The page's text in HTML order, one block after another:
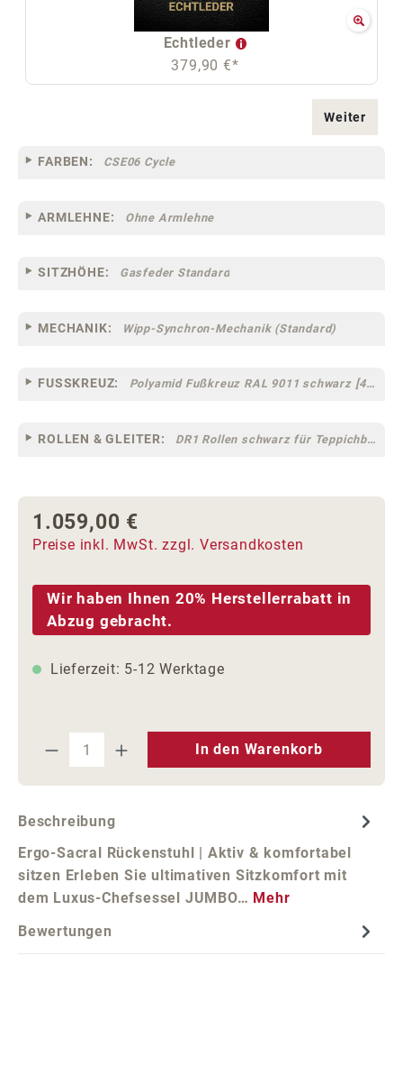
Echtleder
379,90 €*
Weiter
FARBEN: CSE06 Cycle
ARMLEHNE: Ohne Armlehne
SITZHÖHE: Gasfeder Standard
MECHANIK: Wipp-Synchron-Mechanik (Standard)
FUSSKREUZ: Polyamid Fußkreuz RAL 9011 schwarz [44]
ROLLEN & GLEITER: DR1 Rollen schwarz für Teppichböden [10]
Regulärer Preis:
1.059,00 €
Preise inkl. MwSt. zzgl. Versandkosten
Wir haben Ihnen 20% Herstellerrabatt in
Abzug gebracht.
Lieferzeit: 5-12 Werktage
Produkt Anzahl: Gib den
In den Warenkorb
Beschreibung
Ergo-Sacral Rückenstuhl | Aktiv & komfortabel
sitzen Erleben Sie ultimativen Sitzkomfort mit
dem Luxus-Chefsessel JUMBO… Mehr
Bewertungen